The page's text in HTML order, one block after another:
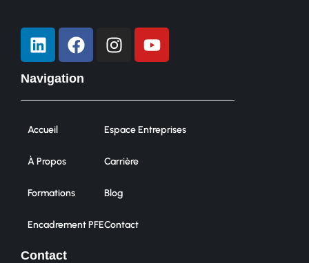
Navigation
Accueil
À Propos
Formations
Encadrement PFE
Espace Entreprises
Carrière
Blog
Contact
Contact